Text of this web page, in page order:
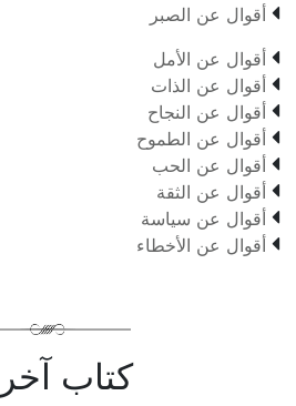
 أقوال عن الصبر
 أقوال عن الأمل
 أقوال عن الذات
 أقوال عن النجاح
 أقوال عن الطموح
 أقوال عن الحب
 أقوال عن الثقة
 أقوال عن سياسة
 أقوال عن الأخطاء
كتاب